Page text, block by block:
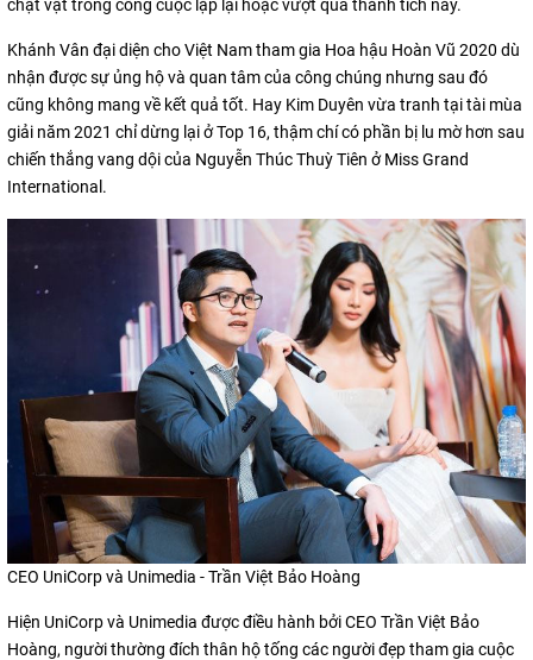
chật vật trong công cuộc lặp lại hoặc vượt qua thành tích này.
Khánh Vân đại diện cho Việt Nam tham gia Hoa hậu Hoàn Vũ 2020 dù
nhận được sự ủng hộ và quan tâm của công chúng nhưng sau đó
cũng không mang về kết quả tốt. Hay Kim Duyên vừa tranh tại tài mùa
giải năm 2021 chỉ dừng lại ở Top 16, thậm chí có phần bị lu mờ hơn sau
chiến thắng vang dội của Nguyễn Thúc Thuỳ Tiên ở Miss Grand
International.
CEO UniCorp và Unimedia - Trần Việt Bảo Hoàng
Hiện UniCorp và Unimedia được điều hành bởi CEO Trần Việt Bảo
Hoàng, người thường đích thân hộ tống các người đẹp tham gia cuộc